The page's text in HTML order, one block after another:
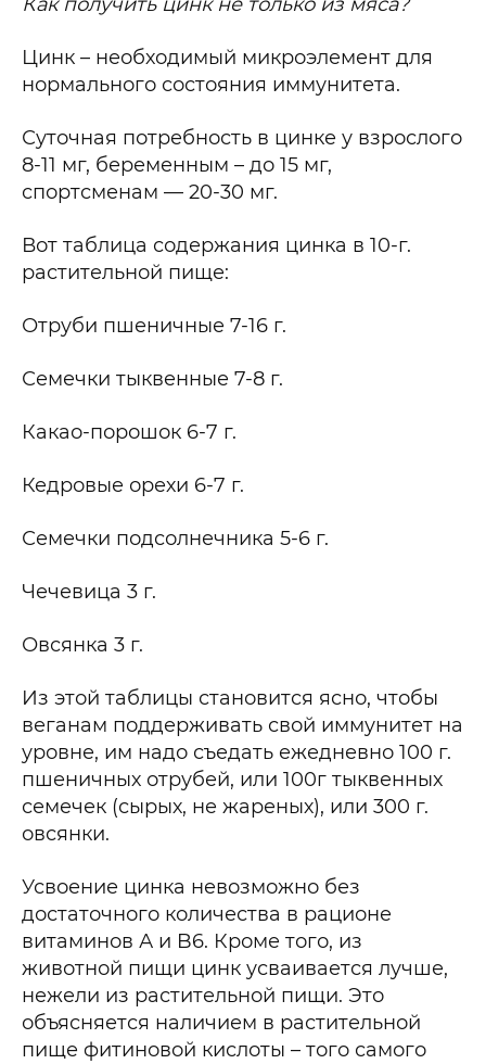
Цинк – необходимый микроэлемент для
нормального состояния иммунитета.
Суточная потребность в цинке у взрослого
8-11 мг, беременным – до 15 мг,
спортсменам — 20-30 мг.
Вот таблица содержания цинка в 10-г.
растительной пище:
Отруби пшеничные 7-16 г.
Семечки тыквенные 7-8 г.
Какао-порошок 6-7 г.
Кедровые орехи 6-7 г.
Семечки подсолнечника 5-6 г.
Чечевица 3 г.
Овсянка 3 г.
Из этой таблицы становится ясно, чтобы
веганам поддерживать свой иммунитет на
уровне, им надо съедать ежедневно 100 г.
пшеничных отрубей, или 100г тыквенных
семечек (сырых, не жареных), или 300 г.
овсянки.
Усвоение цинка невозможно без
достаточного количества в рационе
витаминов А и B6. Кроме того, из
животной пищи цинк усваивается лучше,
нежели из растительной пищи. Это
объясняется наличием в растительной
пище фитиновой кислоты – того самого